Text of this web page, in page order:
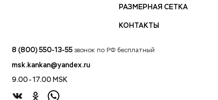
РАЗМЕРНАЯ СЕТКА
КОНТАКТЫ
8 (800) 550-13-55 звонок по РФ бесплатный
msk.kankan@yandex.ru
9.00 - 17.00 MSK